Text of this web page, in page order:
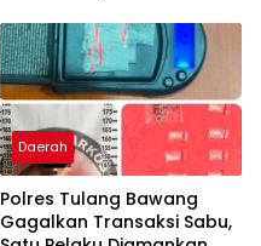
Daerah
Polres Tulang Bawang
Gagalkan Transaksi Sabu,